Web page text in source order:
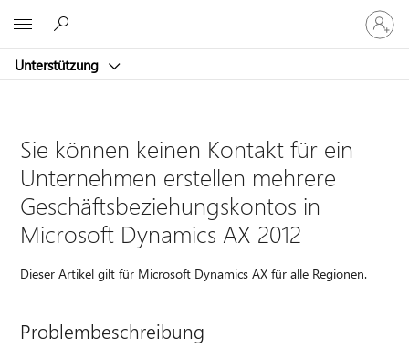
Unterstützung
Bei
Ihrem
Konto
Sie können keinen Kontakt für ein
Unternehmen erstellen mehrere
Geschäftsbeziehungskontos in
Microsoft Dynamics AX 2012
Dieser Artikel gilt für Microsoft Dynamics AX für alle Regionen.
Problembeschreibung